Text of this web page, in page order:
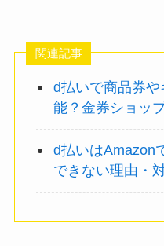
関連記事
d払いで商品券
能？金券ショッ
d払いはAmazon
できない理由・